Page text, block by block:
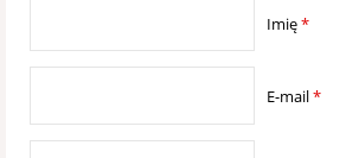
Imię*
E-mail*